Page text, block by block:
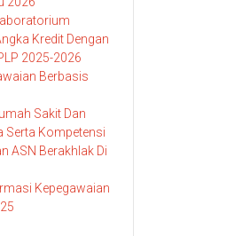
Kredit Dengan
2025-2026
Berbasis
Sakit Dan
Serta Kompetensi
ASN Berakhlak Di
Kepegawaian